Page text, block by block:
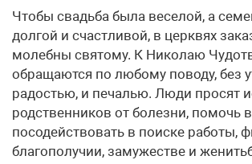
Чтобы свадьба была веселой, а
долгой и счастливой, в церквях
молебны святому. К Николаю
обращаются по любому поводу, без
радостью, и печалью. Люди просят
родственников от болезни, помочь
посодействовать в поиске работы,
благополучии, замужестве и